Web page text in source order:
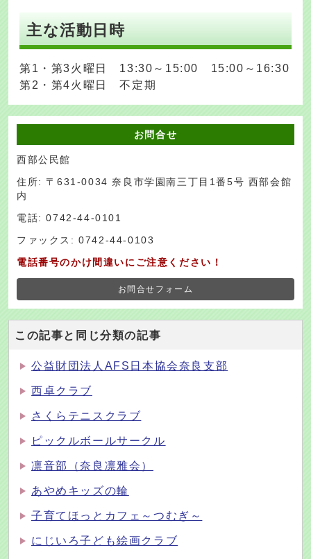
主な活動日時
第1・第3火曜日 13:30～15:00 15:00～16:30
第2・第4火曜日 不定期
お問合せ
西部公民館
住所: 〒631-0034 奈良市学園南三丁目1番5号 西部会館
内
電話: 0742-44-0101
ファックス: 0742-44-0103
電話番号のかけ間違いにご注意ください！
お問合せフォーム
この記事と同じ分類の記事
公益財団法人AFS日本協会奈良支部
西卓クラブ
さくらテニスクラブ
ピックルボールサークル
凛音部（奈良凛雅会）
あやめキッズの輪
子育てほっとカフェ～つむぎ～
にじいろ子ども絵画クラブ